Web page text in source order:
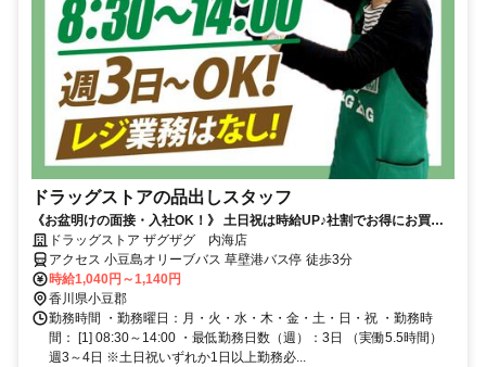
ドラッグストアの品出しスタッフ
《お盆明けの面接・入社OK！》 土日祝は時給UP♪社割でお得にお買い
物も◎軽作業中心でブランクある方もスタートしやすい！
ドラッグストア ザグザグ 内海店
アクセス 小豆島オリーブバス 草壁港バス停 徒歩3分
時給1,040円～1,140円
香川県小豆郡
勤務時間 ・勤務曜日：月・火・水・木・金・土・日・祝 ・勤務時
間： [1] 08:30～14:00 ・最低勤務日数（週）：3日 （実働5.5時間）
週3～4日 ※土日祝いずれか1日以上勤務必...